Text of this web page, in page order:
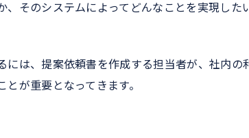
、そのシステムによってどんなことを実現した
には、提案依頼書を作成する担当者が、社内
とが重要となってきます。